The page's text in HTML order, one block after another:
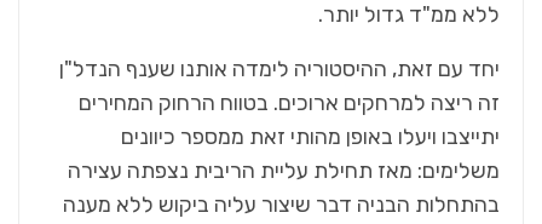
ללא ממ"ד גדול יותר.
יחד עם זאת, ההיסטוריה לימדה אותנו שענף הנדל"ן
זה ריצה למרחקים ארוכים. בטווח הרחוק המחירים
יתייצבו ויעלו באופן מהותי זאת ממספר כיוונים
משלימים: מאז תחילת עליית הריבית נצפתה עצירה
בהתחלות הבניה דבר שיצור עליה ביקוש ללא מענה